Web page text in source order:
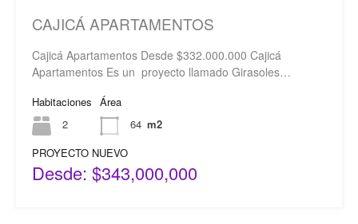
CAJICÁ APARTAMENTOS
Cajicá Apartamentos Desde $332.000.000 Cajicá
Apartamentos Es un proyecto llamado Girasoles…
Habitaciones
2
Área
64 m2
PROYECTO NUEVO
Desde: $343,000,000